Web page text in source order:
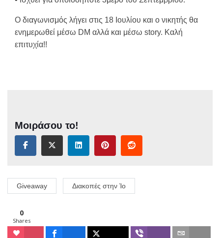
Ο διαγωνισμός λήγει στις 18 Ιουλίου και ο νικητής θα
ενημερωθεί μέσω DM αλλά και μέσω story. Καλή
επιτυχία!!
Μοιράσου το!
Giveaway Διακοπές στην Ίο
0
Shares